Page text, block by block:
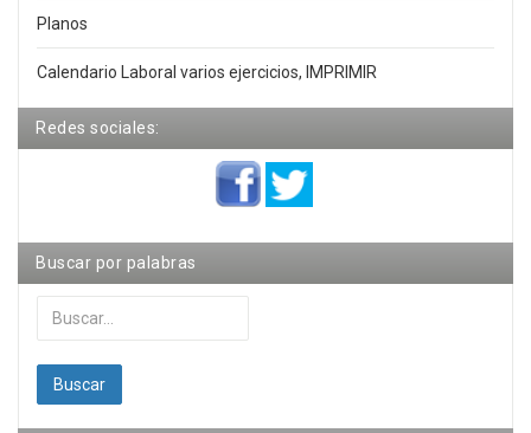
Planos
Calendario Laboral varios ejercicios, IMPRIMIR
Redes sociales:
Buscar por palabras
Buscar...
Buscar